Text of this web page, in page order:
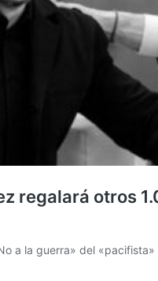
regalará otros
a la guerra» del «pacifista»